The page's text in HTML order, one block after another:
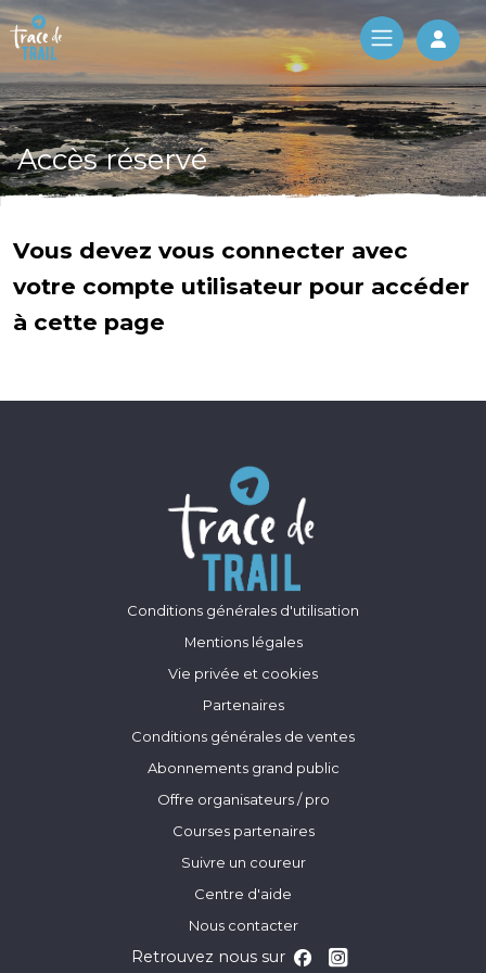
Log
Accès réservé
Vous devez vous connecter avec
votre compte utilisateur pour accéder
à cette page
Conditions générales d'utilisation
Mentions légales
Vie privée et cookies
Partenaires
Conditions générales de ventes
Abonnements grand public
Offre organisateurs / pro
Courses partenaires
Suivre un coureur
Centre d'aide
Nous contacter
Retrouvez nous sur